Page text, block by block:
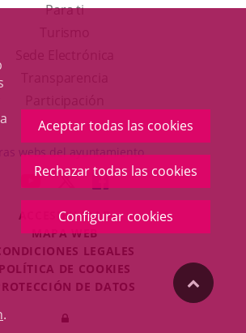
.
Aceptar todas las cookies
Rechazar todas las cookies
Configurar cookies
Para ti
en
una
ventana
nueva.
aplicación
externa.
webs del ayuntamiento
ENLACE
A
UNA
APLICACIÓN
EXTERNA.
ENLACE
A
UNA
APLICACIÓN
EXTERNA.
ENLACE
A
UNA
EXTERNA.
ACCESIBILIDAD
MAPA WEB
LEGALES
POLÍTICA DE COOKIES
DE DATOS
Iniciar
"Volver